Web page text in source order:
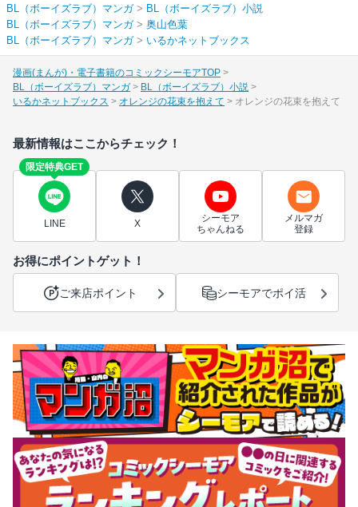
BL（ボーイズラブ）マンガ> BL（ボーイズラブ）小説
BL（ボーイズラブ）マンガ> 奥山色葉
BL（ボーイズラブ）マンガ> いるかネットブックス
漫画(まんが)・電子書籍のコミックシーモアTOP
BL（ボーイズラブ）マンガ
BL（ボーイズラブ）小説
いるかネットブックス
オレンジの花束を抱えて オレンジの花束を抱えて
最新情報はここからチェック！
限定特典GET
LINE X
シーモア
ちゃんねる
メルマガ
登録
お得にポイントゲット！
ご来店ポイント シーモアでポイ活